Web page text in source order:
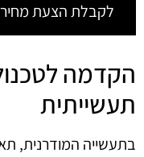
לקבלת הצעת מחיר
הקדמה
תעשייתית
בתעשייה המודרנית,